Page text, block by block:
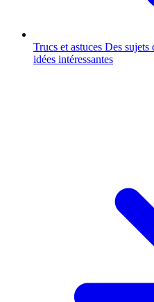
Trucs et astuces Des sujets
idées intéressantes